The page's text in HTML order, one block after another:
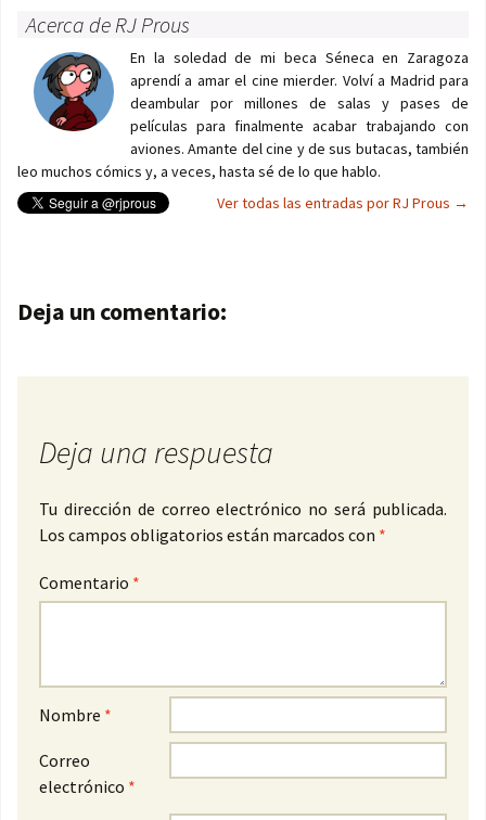
Acerca de RJ Prous
En la soledad de mi beca Séneca en Zaragoza
aprendí a amar el cine mierder. Volví a Madrid para
deambular por millones de salas y pases de
películas para finalmente acabar trabajando con
aviones. Amante del cine y de sus butacas, también
leo muchos cómics y, a veces, hasta sé de lo que hablo.
Ver todas las entradas por RJ Prous →
Navegación de entradas
Deja un comentario:
Deja una respuesta
Tu dirección de correo electrónico no será publicada.
Los campos obligatorios están marcados con *
Comentario *
Nombre *
Correo
electrónico *